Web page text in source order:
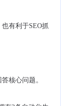
有利于SEO抓
核心问题。